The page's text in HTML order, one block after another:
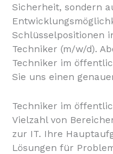
Sicherheit, sondern
Schlüsselpositionen
Techniker (m/w/d).
Techniker im
Sie uns einen
Techniker im
Vielzahl von
zur IT. Ihre
Lösungen für